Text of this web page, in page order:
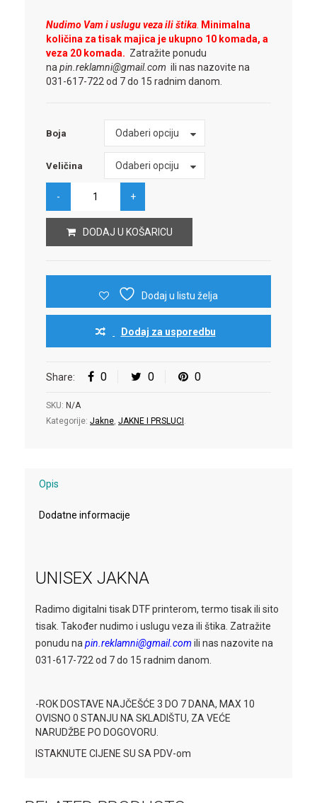
Nudimo Vam i uslugu veza ili štika. Minimalna
količina za tisak majica je ukupno 10 komada, a
veza 20 komada. Zatražite ponudu
napin.reklamni@gmail.com ili nas nazovite na
031-617-722 od 7 do 15 radnim danom.
Boja Odaberi opciju
Boja
Veličina Odaberi opciju
Veličina
DODAJ U KOŠARICU
Dodaj u listu želja
Dodaj za usporedbu
Share: 0 0 0
SKU: N/A
Kategorije: Jakne, JAKNE I PRSLUCI .
Opis
Dodatne informacije
UNISEX JAKNA
Radimo digitalni tisak DTF printerom, termo tisak ili sito
tisak. Također nudimo i uslugu veza ili štika. Zatražite
ponudu napin.reklamni@gmail.com ili nas nazovite na
031-617-722 od 7 do 15 radnim danom.
-ROK DOSTAVE NAJČEŠĆE 3 DO 7 DANA, MAX 10
OVISNO 0 STANJU NA SKLADIŠTU, ZA VEĆE
NARUDŽBE PO DOGOVORU.
ISTAKNUTE CIJENE SU SA PDV-om